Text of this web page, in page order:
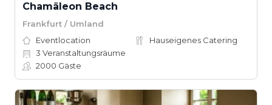
Chamäleon Beach
Frankfurt / Umland
Eventlocation
Hauseigenes Catering
3 Veranstaltungsräume
2000 Gäste